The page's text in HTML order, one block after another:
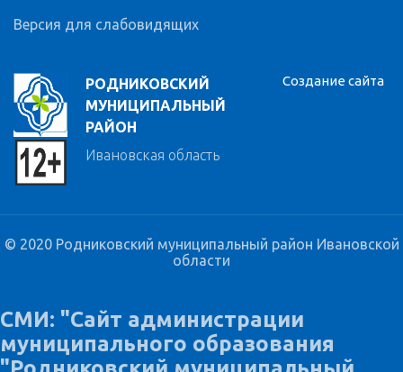
РОДНИКОВСКИЙ
МУНИЦИПАЛЬНЫЙ
РАЙОН
Ивановская область
Версия для слабовидящих
Создание сайта
© 2020 Родниковский муниципальный район Ивановской
области
СМИ: "Сайт администрации
муниципального образования